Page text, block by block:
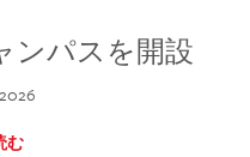
ンパスを開設
む